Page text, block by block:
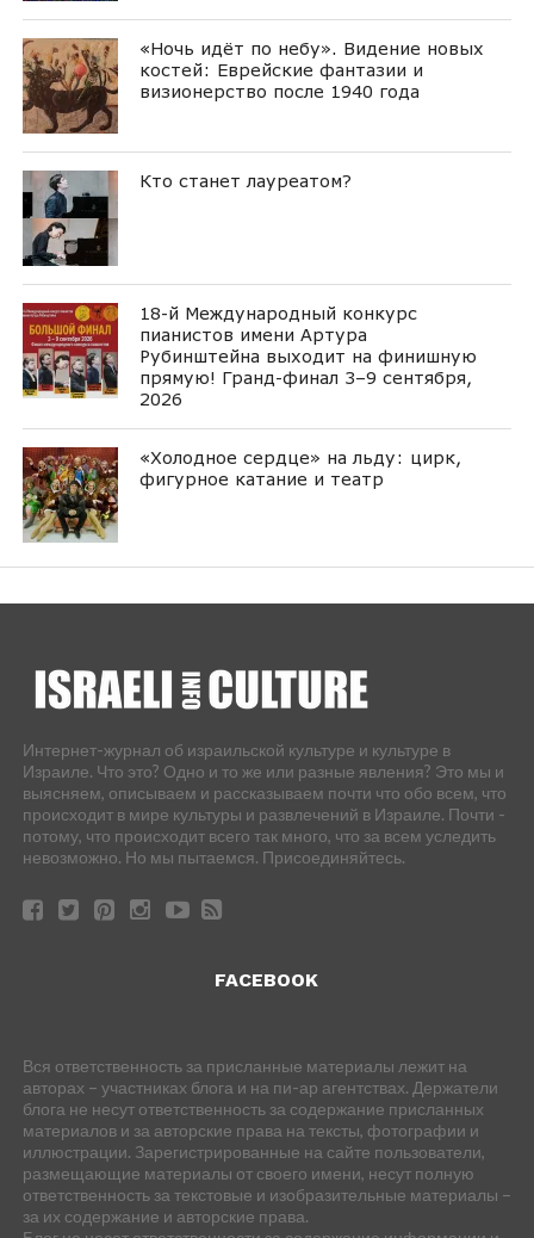
«Ночь идёт по небу». Видение новых
костей: Еврейские фантазии и
визионерство после 1940 года
Кто станет лауреатом?
18-й Международный конкурс
пианистов имени Артура
Рубинштейна выходит на финишную
прямую! Гранд-финал 3–9 сентября,
2026
«Холодное сердце» на льду: цирк,
фигурное катание и театр
Интернет-журнал об израильской культуре и культуре в
Израиле. Что это? Одно и то же или разные явления? Это мы и
выясняем, описываем и рассказываем почти что обо всем, что
происходит в мире культуры и развлечений в Израиле. Почти -
потому, что происходит всего так много, что за всем уследить
невозможно. Но мы пытаемся. Присоединяйтесь.
FACEBOOK
Вся ответственность за присланные материалы лежит на
авторах – участниках блога и на пи-ар агентствах. Держатели
блога не несут ответственность за содержание присланных
материалов и за авторские права на тексты, фотографии и
иллюстрации. Зарегистрированные на сайте пользователи,
размещающие материалы от своего имени, несут полную
ответственность за текстовые и изобразительные материалы –
за их содержание и авторские права.